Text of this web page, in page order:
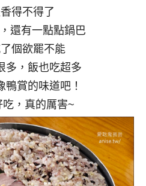
得不得了
還有一點點鍋巴
個欲罷不能
多，飯也吃超多
鴨賞的味道吧！
吃，真的厲害~